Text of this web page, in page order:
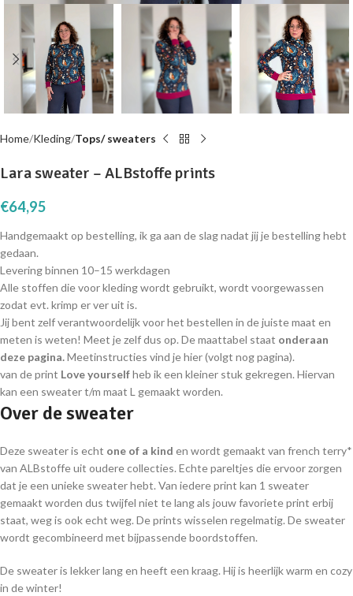
Home Kleding Tops/ sweaters
Lara sweater – ALBstoffe prints
€64,95
Handgemaakt op bestelling, ik ga aan de slag nadat jij je bestelling hebt
gedaan.
Levering binnen 10–15 werkdagen
Alle stoffen die voor kleding wordt gebruikt, wordt voorgewassen
zodat evt. krimp er ver uit is.
Jij bent zelf verantwoordelijk voor het bestellen in de juiste maat en
meten is weten! Meet je zelf dus op. De maattabel staat onderaan
deze pagina.Meetinstructies vind je hier (volgt nog pagina).
van de print Love yourselfheb ik een kleiner stuk gekregen. Hiervan
kan een sweater t/m maat L gemaakt worden.
Over de sweater
Deze sweater is echt one of a kind en wordt gemaakt van french terry*
van ALBstoffe uit oudere collecties. Echte pareltjes die ervoor zorgen
dat je een unieke sweater hebt. Van iedere print kan 1 sweater
gemaakt worden dus twijfel niet te lang als jouw favoriete print erbij
staat, weg is ook echt weg. De prints wisselen regelmatig. De sweater
wordt gecombineerd met bijpassende boordstoffen.
De sweater is lekker lang en heeft een kraag. Hij is heerlijk warm en cozy
in de winter!